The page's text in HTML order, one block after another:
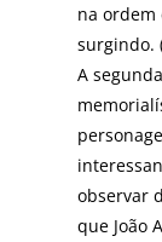
na
surgindo.
A
observar
que João